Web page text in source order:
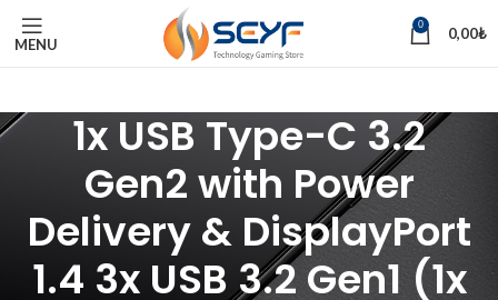
MENU
0 0,00₺
1x USB Type-C 3.2
Gen2 with Power
Delivery & DisplayPort
1.4 3x USB 3.2 Gen1 (1x